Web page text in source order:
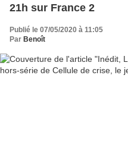
21h sur France 2
Publié le 07/05/2020 à 11:05
Par Benoît